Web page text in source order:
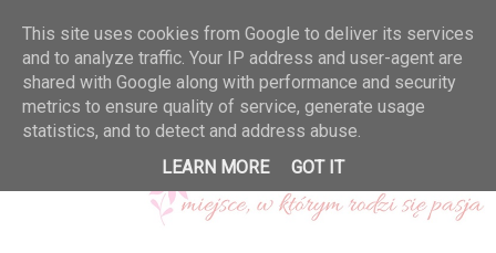
This site uses cookies from Google to deliver its services
and to analyze traffic. Your IP address and user-agent are
shared with Google along with performance and security
metrics to ensure quality of service, generate usage
statistics, and to detect and address abuse.
LEARN MORE
GOT IT